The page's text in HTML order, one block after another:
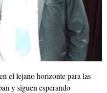
el lejano horizonte para las
y siguen esperando